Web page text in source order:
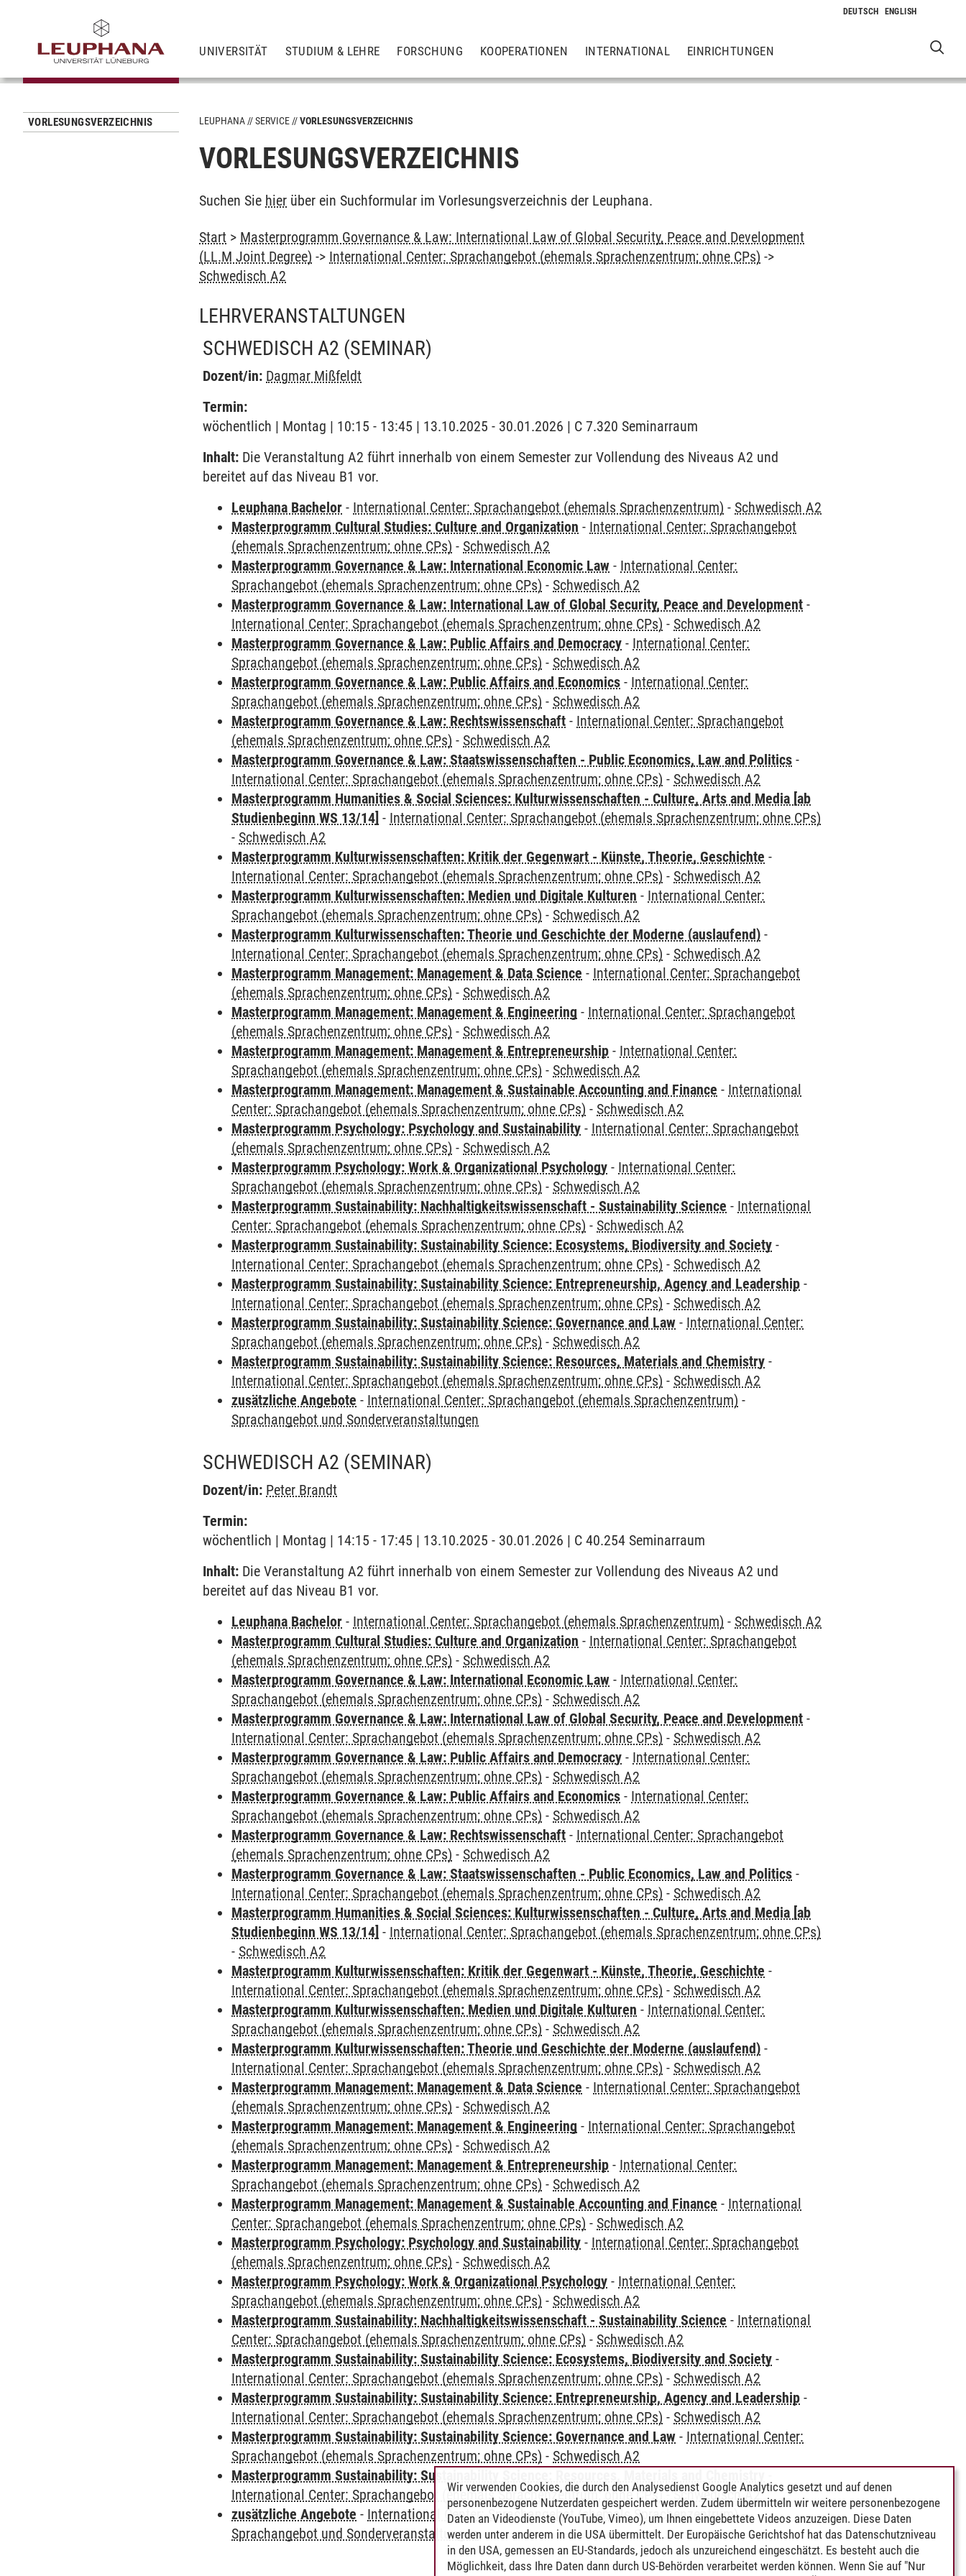
UNIVERSITÄT STUDIUM & LEHRE FORSCHUNG KOOPERATIONEN INTERNATIONAL EINRICHTUNGEN
VORLESUNGSVERZEICHNIS LEUPHANA SERVICE VORLESUNGSVERZEICHNIS
VORLESUNGSVERZEICHNIS
Suchen Sie hier über ein Suchformular im Vorlesungsverzeichnis der Leuphana.
Start > Masterprogramm Governance & Law: International Law of Global Security, Peace and Development
(LL.M Joint Degree) -> International Center: Sprachangebot (ehemals Sprachenzentrum; ohne CPs) ->
Schwedisch A2
LEHRVERANSTALTUNGEN
SCHWEDISCH A2 (SEMINAR)
Dozent/in: Dagmar Mißfeldt
Termin:
wöchentlich | Montag | 10:15 - 13:45 | 13.10.2025 - 30.01.2026 | C 7.320 Seminarraum
Inhalt: Die Veranstaltung A2 führt innerhalb von einem Semester zur Vollendung des Niveaus A2 und
bereitet auf das Niveau B1 vor.
Leuphana Bachelor - International Center: Sprachangebot (ehemals Sprachenzentrum) - Schwedisch A2
Masterprogramm Cultural Studies: Culture and Organization - International Center: Sprachangebot
(ehemals Sprachenzentrum; ohne CPs) - Schwedisch A2
Masterprogramm Governance & Law: International Economic Law - International Center:
Sprachangebot (ehemals Sprachenzentrum; ohne CPs) - Schwedisch A2
Masterprogramm Governance & Law: International Law of Global Security, Peace and Development -
International Center: Sprachangebot (ehemals Sprachenzentrum; ohne CPs) - Schwedisch A2
Masterprogramm Governance & Law: Public Affairs and Democracy - International Center:
Sprachangebot (ehemals Sprachenzentrum; ohne CPs) - Schwedisch A2
Masterprogramm Governance & Law: Public Affairs and Economics - International Center:
Sprachangebot (ehemals Sprachenzentrum; ohne CPs) - Schwedisch A2
Masterprogramm Governance & Law: Rechtswissenschaft - International Center: Sprachangebot
(ehemals Sprachenzentrum; ohne CPs) - Schwedisch A2
Masterprogramm Governance & Law: Staatswissenschaften - Public Economics, Law and Politics -
International Center: Sprachangebot (ehemals Sprachenzentrum; ohne CPs) - Schwedisch A2
Masterprogramm Humanities & Social Sciences: Kulturwissenschaften - Culture, Arts and Media [ab
Studienbeginn WS 13/14] - International Center: Sprachangebot (ehemals Sprachenzentrum; ohne CPs)
- Schwedisch A2
Masterprogramm Kulturwissenschaften: Kritik der Gegenwart - Künste, Theorie, Geschichte -
International Center: Sprachangebot (ehemals Sprachenzentrum; ohne CPs) - Schwedisch A2
Masterprogramm Kulturwissenschaften: Medien und Digitale Kulturen - International Center:
Sprachangebot (ehemals Sprachenzentrum; ohne CPs) - Schwedisch A2
Masterprogramm Kulturwissenschaften: Theorie und Geschichte der Moderne (auslaufend) -
International Center: Sprachangebot (ehemals Sprachenzentrum; ohne CPs) - Schwedisch A2
Masterprogramm Management: Management & Data Science - International Center: Sprachangebot
(ehemals Sprachenzentrum; ohne CPs) - Schwedisch A2
Masterprogramm Management: Management & Engineering - International Center: Sprachangebot
(ehemals Sprachenzentrum; ohne CPs) - Schwedisch A2
Masterprogramm Management: Management & Entrepreneurship - International Center:
Sprachangebot (ehemals Sprachenzentrum; ohne CPs) - Schwedisch A2
Masterprogramm Management: Management & Sustainable Accounting and Finance - International
Center: Sprachangebot (ehemals Sprachenzentrum; ohne CPs) - Schwedisch A2
Masterprogramm Psychology: Psychology and Sustainability - International Center: Sprachangebot
(ehemals Sprachenzentrum; ohne CPs) - Schwedisch A2
Masterprogramm Psychology: Work & Organizational Psychology - International Center:
Sprachangebot (ehemals Sprachenzentrum; ohne CPs) - Schwedisch A2
Masterprogramm Sustainability: Nachhaltigkeitswissenschaft - Sustainability Science - International
Center: Sprachangebot (ehemals Sprachenzentrum; ohne CPs) - Schwedisch A2
Masterprogramm Sustainability: Sustainability Science: Ecosystems, Biodiversity and Society -
International Center: Sprachangebot (ehemals Sprachenzentrum; ohne CPs) - Schwedisch A2
Masterprogramm Sustainability: Sustainability Science: Entrepreneurship, Agency and Leadership -
International Center: Sprachangebot (ehemals Sprachenzentrum; ohne CPs) - Schwedisch A2
Masterprogramm Sustainability: Sustainability Science: Governance and Law - International Center:
Sprachangebot (ehemals Sprachenzentrum; ohne CPs) - Schwedisch A2
Masterprogramm Sustainability: Sustainability Science: Resources, Materials and Chemistry -
International Center: Sprachangebot (ehemals Sprachenzentrum; ohne CPs) - Schwedisch A2
zusätzliche Angebote - International Center: Sprachangebot (ehemals Sprachenzentrum) -
Sprachangebot und Sonderveranstaltungen
SCHWEDISCH A2 (SEMINAR)
Dozent/in: Peter Brandt
Termin:
wöchentlich | Montag | 14:15 - 17:45 | 13.10.2025 - 30.01.2026 | C 40.254 Seminarraum
Inhalt: Die Veranstaltung A2 führt innerhalb von einem Semester zur Vollendung des Niveaus A2 und
bereitet auf das Niveau B1 vor.
Leuphana Bachelor - International Center: Sprachangebot (ehemals Sprachenzentrum) - Schwedisch A2
Masterprogramm Cultural Studies: Culture and Organization - International Center: Sprachangebot
(ehemals Sprachenzentrum; ohne CPs) - Schwedisch A2
Masterprogramm Governance & Law: International Economic Law - International Center:
Sprachangebot (ehemals Sprachenzentrum; ohne CPs) - Schwedisch A2
Masterprogramm Governance & Law: International Law of Global Security, Peace and Development -
International Center: Sprachangebot (ehemals Sprachenzentrum; ohne CPs) - Schwedisch A2
Masterprogramm Governance & Law: Public Affairs and Democracy - International Center:
Sprachangebot (ehemals Sprachenzentrum; ohne CPs) - Schwedisch A2
Masterprogramm Governance & Law: Public Affairs and Economics - International Center:
Sprachangebot (ehemals Sprachenzentrum; ohne CPs) - Schwedisch A2
Masterprogramm Governance & Law: Rechtswissenschaft - International Center: Sprachangebot
(ehemals Sprachenzentrum; ohne CPs) - Schwedisch A2
Masterprogramm Governance & Law: Staatswissenschaften - Public Economics, Law and Politics -
International Center: Sprachangebot (ehemals Sprachenzentrum; ohne CPs) - Schwedisch A2
Masterprogramm Humanities & Social Sciences: Kulturwissenschaften - Culture, Arts and Media [ab
Studienbeginn WS 13/14] - International Center: Sprachangebot (ehemals Sprachenzentrum; ohne CPs)
- Schwedisch A2
Masterprogramm Kulturwissenschaften: Kritik der Gegenwart - Künste, Theorie, Geschichte -
International Center: Sprachangebot (ehemals Sprachenzentrum; ohne CPs) - Schwedisch A2
Masterprogramm Kulturwissenschaften: Medien und Digitale Kulturen - International Center:
Sprachangebot (ehemals Sprachenzentrum; ohne CPs) - Schwedisch A2
Masterprogramm Kulturwissenschaften: Theorie und Geschichte der Moderne (auslaufend) -
International Center: Sprachangebot (ehemals Sprachenzentrum; ohne CPs) - Schwedisch A2
Masterprogramm Management: Management & Data Science - International Center: Sprachangebot
(ehemals Sprachenzentrum; ohne CPs) - Schwedisch A2
Masterprogramm Management: Management & Engineering - International Center: Sprachangebot
(ehemals Sprachenzentrum; ohne CPs) - Schwedisch A2
Masterprogramm Management: Management & Entrepreneurship - International Center:
Sprachangebot (ehemals Sprachenzentrum; ohne CPs) - Schwedisch A2
Masterprogramm Management: Management & Sustainable Accounting and Finance - International
Center: Sprachangebot (ehemals Sprachenzentrum; ohne CPs) - Schwedisch A2
Masterprogramm Psychology: Psychology and Sustainability - International Center: Sprachangebot
(ehemals Sprachenzentrum; ohne CPs) - Schwedisch A2
Masterprogramm Psychology: Work & Organizational Psychology - International Center:
Sprachangebot (ehemals Sprachenzentrum; ohne CPs) - Schwedisch A2
Masterprogramm Sustainability: Nachhaltigkeitswissenschaft - Sustainability Science - International
Center: Sprachangebot (ehemals Sprachenzentrum; ohne CPs) - Schwedisch A2
Masterprogramm Sustainability: Sustainability Science: Ecosystems, Biodiversity and Society -
International Center: Sprachangebot (ehemals Sprachenzentrum; ohne CPs) - Schwedisch A2
Masterprogramm Sustainability: Sustainability Science: Entrepreneurship, Agency and Leadership -
International Center: Sprachangebot (ehemals Sprachenzentrum; ohne CPs) - Schwedisch A2
Masterprogramm Sustainability: Sustainability Science: Governance and Law - International Center:
Sprachangebot (ehemals Sprachenzentrum; ohne CPs) - Schwedisch A2
Masterprogramm Sustainability: Sustainability Science: Resources, Materials and Chemistry
International Center: Sprachangebot (ehemals Sprachenzentrum; ohne CPs)-Schwedisch A2
zusätzliche Angebote - International Center: Sprachangebot (ehemals Sprachenzentrum)-
Sprachangebot und Sonderveranstaltungen
Wir verwenden Cookies, die durch den Analysedienst Google Analytics gesetzt und auf denen
personenbezogene Nutzerdaten gespeichert werden. Zudem übermitteln wir weitere personenbezogene
Daten an Videodienste (YouTube, Vimeo), um Ihnen eingebettete Videos anzuzeigen. Diese Daten
werden unter anderem in die USA übermittelt. Der Europäische Gerichtshof hat das Datenschutzniveau
in den USA, gemessen an EU-Standards, jedoch als unzureichend eingeschätzt. Es besteht auch die
Möglichkeit, dass Ihre Daten dann durch US-Behörden verarbeitet werden können. Wenn Sie auf "Nur